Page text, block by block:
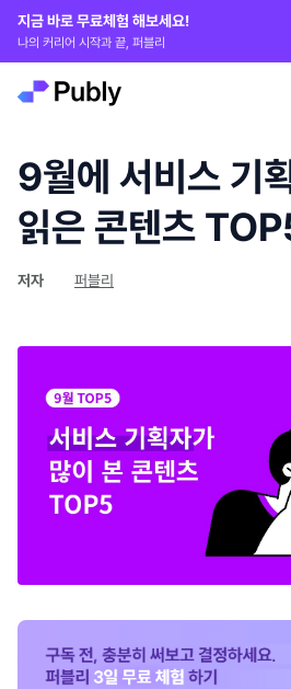
지금 바로 무료체험 해보세요!
나의 커리어 시작과 끝, 퍼블리
9월에 서비스 기
읽은 콘텐츠
저자 퍼블리